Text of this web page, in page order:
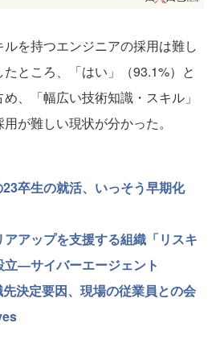
を持つエンジニアの採用は難し
ところ、「はい」（93.1%）と
、「幅広い技術知識・スキル」
が難しい現状が分かった。
卒生の就活、いっそう早期化
アップを支援する組織「リスキ
立―サイバーエージェント
決定要因、現場の従業員との会